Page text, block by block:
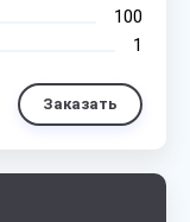
100
1
Заказать